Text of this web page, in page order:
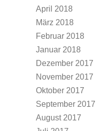
April 2018
März 2018
Februar 2018
Januar 2018
Dezember 2017
November 2017
Oktober 2017
September 2017
August 2017